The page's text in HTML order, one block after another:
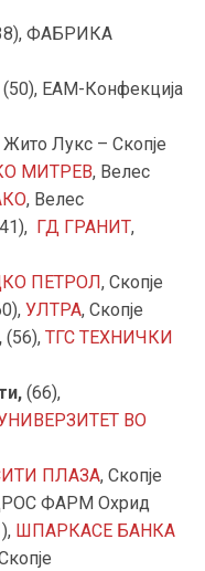
ФАБРИКА
(50), ЕАМ-Конфекција
Жито Лукс – Скопје
МИТРЕВ, Велес
, Велес
ГД ГРАНИТ,
ПЕТРОЛ, Скопје
УЛТРА, Скопје
(56), ТГС ТЕХНИЧКИ
(66),
ВО
ПЛАЗА, Скопје
ФАРМ Охрид
ШПАРКАСЕ БАНКА